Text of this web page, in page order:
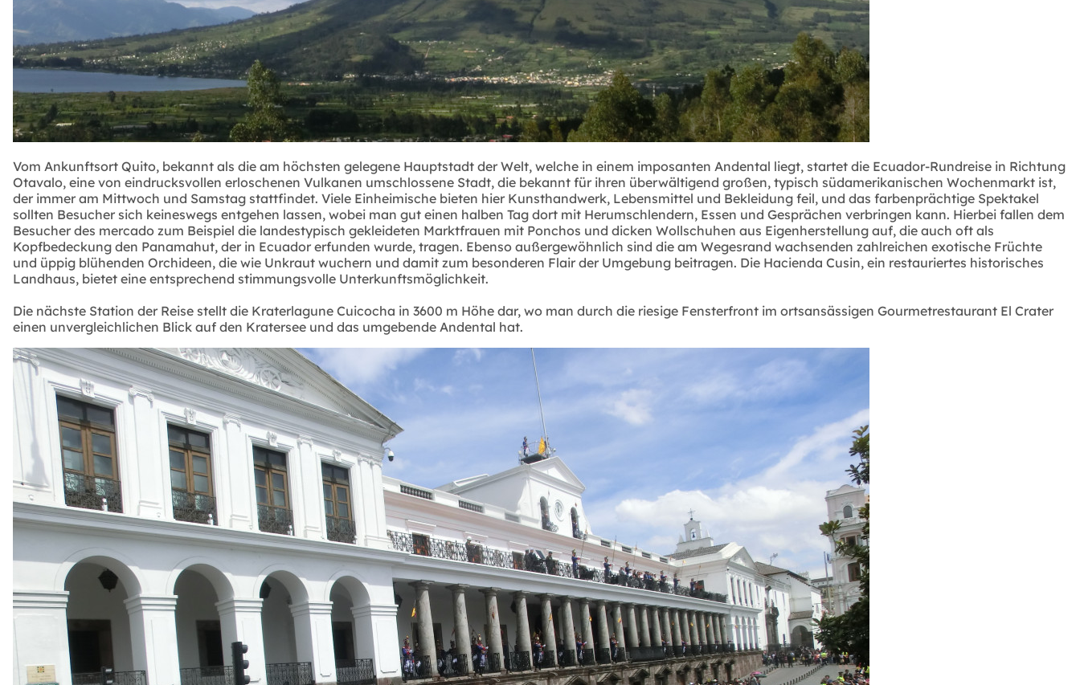
Vom Ankunftsort Quito, bekannt als die am höchsten gelegene Hauptstadt der Welt, welche in einem imposanten Andental liegt, startet die Ecuador-Rundreise in Richtung
Otavalo, eine von eindrucksvollen erloschenen Vulkanen umschlossene Stadt, die bekannt für ihren überwältigend großen, typisch südamerikanischen Wochenmarkt ist,
der immer am Mittwoch und Samstag stattfindet. Viele Einheimische bieten hier Kunsthandwerk, Lebensmittel und Bekleidung feil, und das farbenprächtige Spektakel
sollten Besucher sich keineswegs entgehen lassen, wobei man gut einen halben Tag dort mit Herumschlendern, Essen und Gesprächen verbringen kann. Hierbei fallen dem
Besucher des mercado zum Beispiel die landestypisch gekleideten Marktfrauen mit Ponchos und dicken Wollschuhen aus Eigenherstellung auf, die auch oft als
Kopfbedeckung den Panamahut, der in Ecuador erfunden wurde, tragen. Ebenso außergewöhnlich sind die am Wegesrand wachsenden zahlreichen exotische Früchte
und üppig blühenden Orchideen, die wie Unkraut wuchern und damit zum besonderen Flair der Umgebung beitragen. Die Hacienda Cusin, ein restauriertes historisches
Landhaus, bietet eine entsprechend stimmungsvolle Unterkunftsmöglichkeit.
Die nächste Station der Reise stellt die Kraterlagune Cuicocha in 3600 m Höhe dar, wo man durch die riesige Fensterfront im ortsansässigen Gourmetrestaurant El Crater
einen unvergleichlichen Blick auf den Kratersee und das umgebende Andental hat.